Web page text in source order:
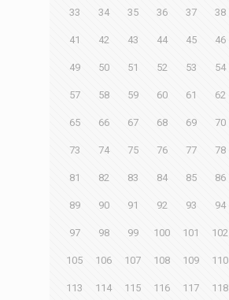
33 34 35 36 37 38
41 42 43 44 45 46
49 50 51 52 53 54
57 58 59 60 61 62
65 66 67 68 69 70
73 74 75 76 77 78
81 82 83 84 85 86
89 90 91 92 93 94
97 98 99 100 101 102
105 106 107 108 109 110
113 114 115 116 117 118